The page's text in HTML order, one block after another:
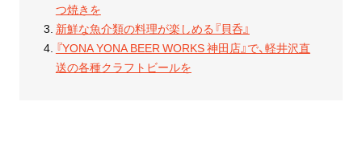
つ焼きを
新鮮な魚介類の料理が楽しめる『貝呑』
『YONA YONA BEER WORKS 神田店』で、軽井沢直
送の各種クラフトビールを